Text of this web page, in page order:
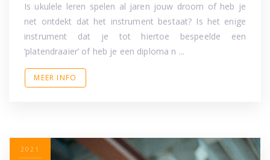
Is ukulele leren spelen al jaren jouw droom of heb je
net ontdekt dat het instrument bestaat? Is het enige
instrument dat je tot hiertoe bespeelde een
‘platendraaier’ of heb je een diploma n ...
MEER INFO
2021